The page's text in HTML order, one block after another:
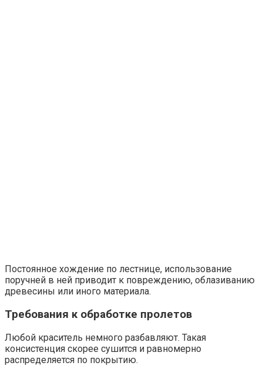
Постоянное хождение по лестнице, использование
поручней в ней приводит к повреждению, облазиванию
древесины или иного материала.
Требования к обработке пролетов
Любой краситель немного разбавляют. Такая
консистенция скорее сушится и равномерно
распределяется по покрытию.